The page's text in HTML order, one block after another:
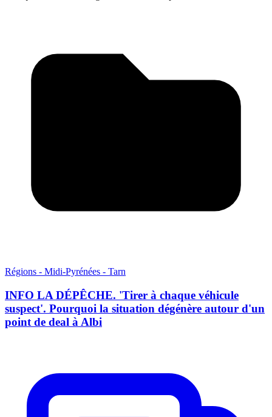
Régions - Midi-Pyrénées - Tarn
INFO LA DÉPÊCHE. 'Tirer à chaque véhicule
suspect'. Pourquoi la situation dégénère autour d'un
point de deal à Albi